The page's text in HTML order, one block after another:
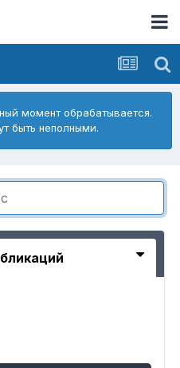
момент обрабатывается.
быть неполными.